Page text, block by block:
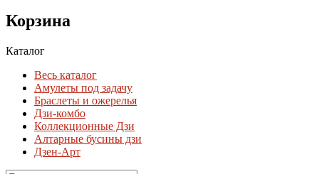
Корзина
Каталог
Весь каталог
Амулеты под задачу
Браслеты и ожерелья
Дзи-комбо
Коллекционные Дзи
Алтарные бусины дзи
Дзен-Арт